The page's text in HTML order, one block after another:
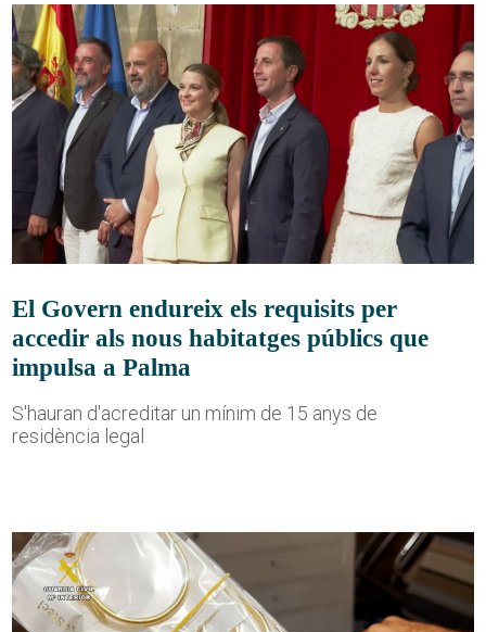
El Govern endureix els requisits per
accedir als nous habitatges públics que
impulsa a Palma
S'hauran d'acreditar un mínim de 15 anys de
residència legal